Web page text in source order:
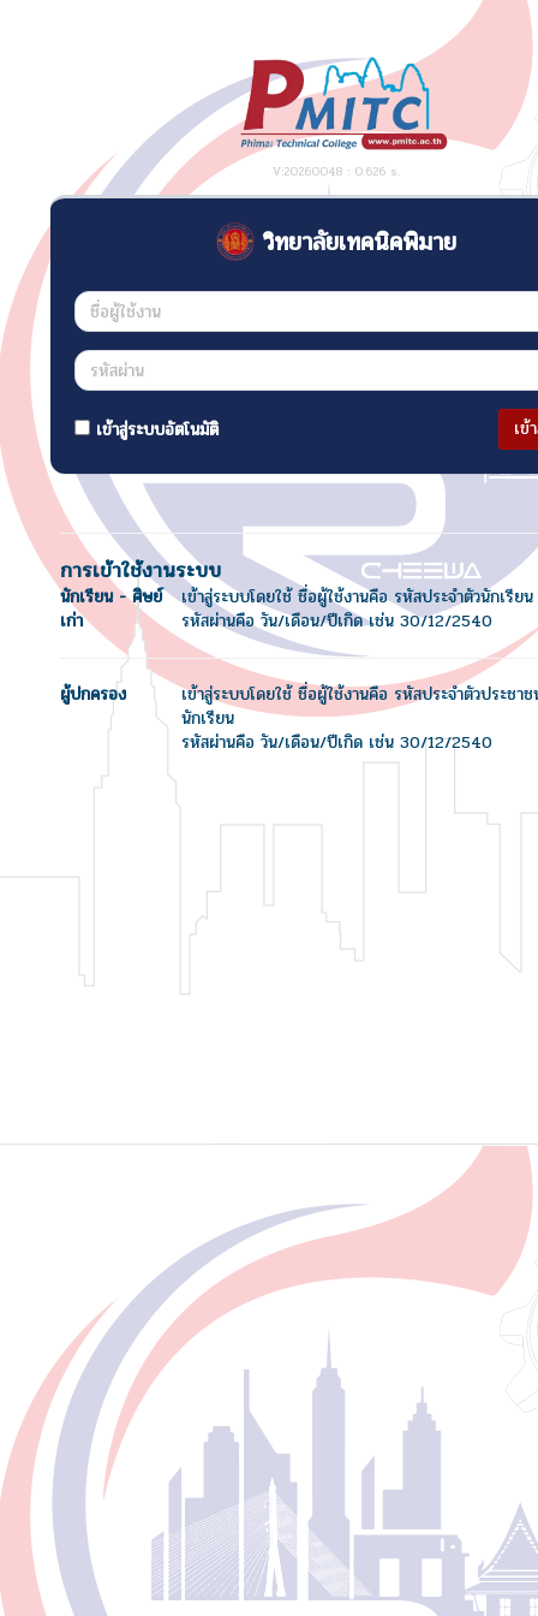
V:20260048 : 0.626 s.
วิทยาลัยเทคนิคพิมาย
เข้าสู่ระบบอัตโนมัติ เข้
การเข้าใช้งานระบบ
นักเรียน - ศิษย์
เก่า
เข้าสู่ระบบโดยใช้ ชื่อผู้ใช้งานคือ รหัสประจำตัวนักเรียน
รหัสผ่านคือ วัน/เดือน/ปีเกิด เช่น 30/12/2540
ผู้ปกครอง
เข้าสู่ระบบโดยใช้ ชื่อผู้ใช้งานคือ รหัสประจำตัวประชา
นักเรียน
รหัสผ่านคือ วัน/เดือน/ปีเกิด เช่น 30/12/2540